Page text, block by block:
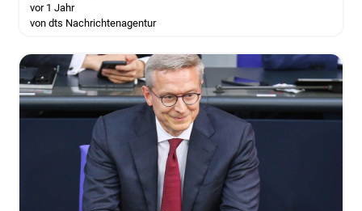
vor 1 Jahr
von dts Nachrichtenagentur